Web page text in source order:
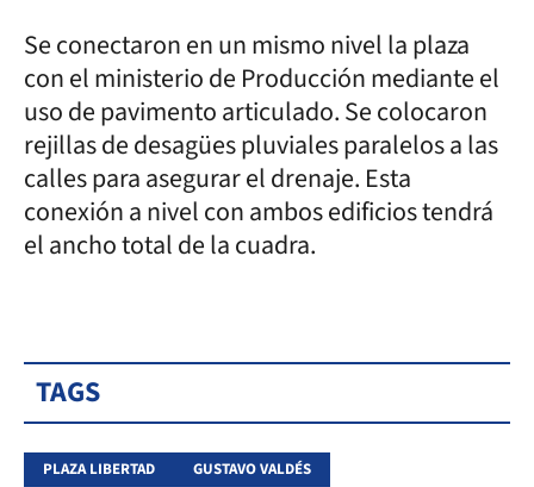
Se conectaron en un mismo nivel la plaza
con el ministerio de Producción mediante el
uso de pavimento articulado. Se colocaron
rejillas de desagües pluviales paralelos a las
calles para asegurar el drenaje. Esta
conexión a nivel con ambos edificios tendrá
el ancho total de la cuadra.
TAGS
PLAZA LIBERTAD GUSTAVO VALDÉS